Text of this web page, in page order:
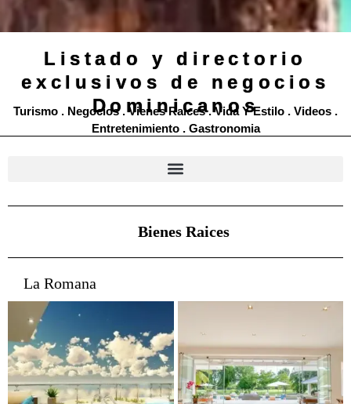
Listado y directorio
exclusivos de negocios
Dominicanos
Turismo . Negocios . Vienes Raices . Vida Y Estilo . Videos .
Entretenimiento . Gastronomia
Bienes Raices
La Romana